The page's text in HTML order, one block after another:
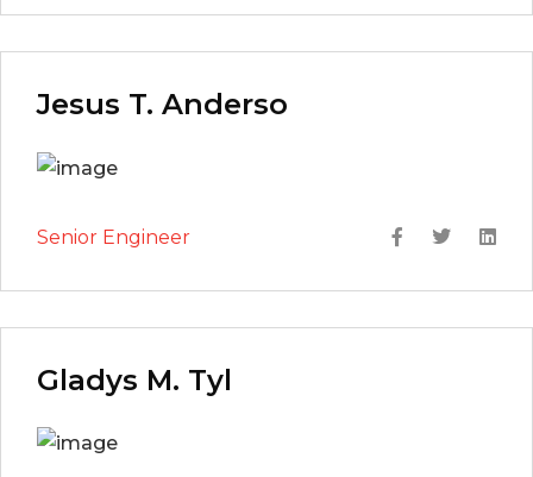
Jesus T. Anderso
Senior Engineer
Gladys M. Tyl